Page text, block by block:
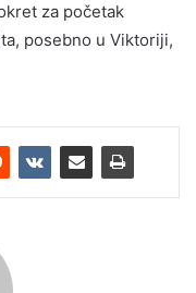
za početak
posebno u Viktoriji,